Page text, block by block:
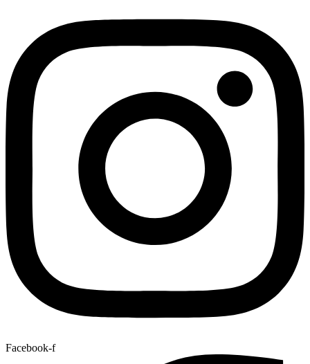
Facebook-f